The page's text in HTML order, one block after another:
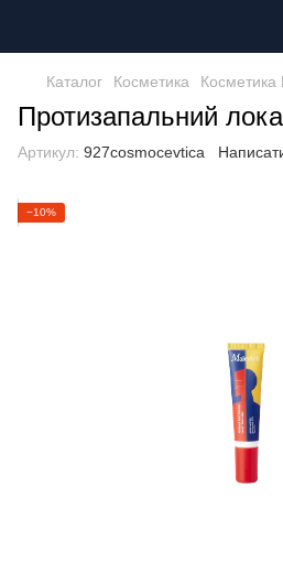
Каталог Косметика Косметика
Протизапальний
Артикул: 927cosmocevtica
−10%